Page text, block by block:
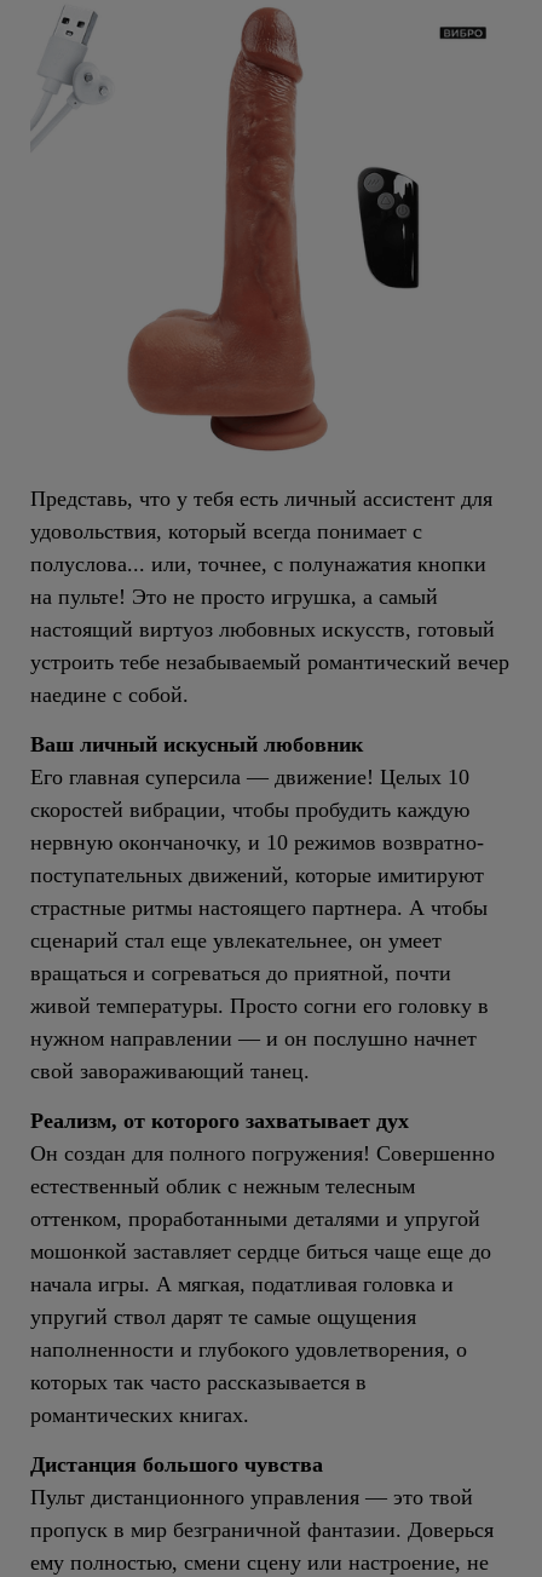
Представь, что у тебя есть личный ассистент для
удовольствия, который всегда понимает с
полуслова... или, точнее, с полунажатия кнопки
на пульте! Это не просто игрушка, а самый
настоящий виртуоз любовных искусств, готовый
устроить тебе незабываемый романтический вечер
наедине с собой.
Ваш личный искусный любовник
Его главная суперсила — движение! Целых 10
скоростей вибрации, чтобы пробудить каждую
нервную окончаночку, и 10 режимов возвратно-
поступательных движений, которые имитируют
страстные ритмы настоящего партнера. А чтобы
сценарий стал еще увлекательнее, он умеет
вращаться и согреваться до приятной, почти
живой температуры. Просто согни его головку в
нужном направлении — и он послушно начнет
свой завораживающий танец.
Реализм, от которого захватывает дух
Он создан для полного погружения! Совершенно
естественный облик с нежным телесным
оттенком, проработанными деталями и упругой
мошонкой заставляет сердце биться чаще еще до
начала игры. А мягкая, податливая головка и
упругий ствол дарят те самые ощущения
наполненности и глубокого удовлетворения, о
которых так часто рассказывается в
романтических книгах.
Дистанция большого чувства
Пульт дистанционного управления — это твой
пропуск в мир безграничной фантазии. Доверься
ему полностью, смени сцену или настроение, не